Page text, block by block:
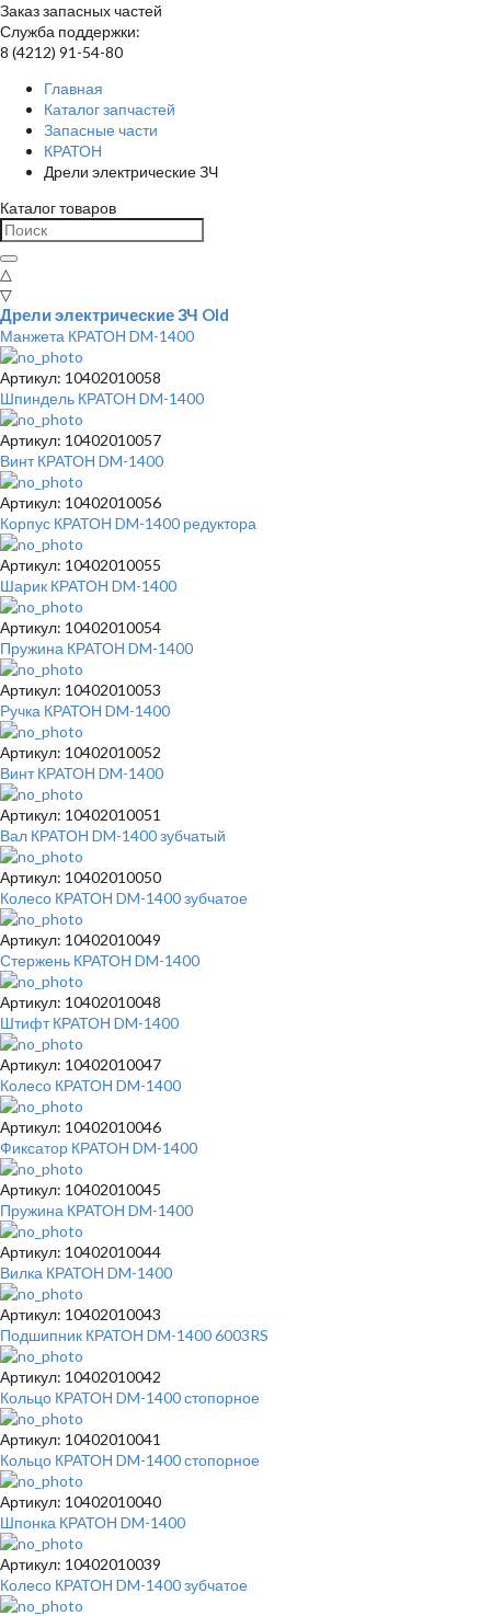
Заказ запасных частей
Служба поддержки:
8 (4212) 91-54-80
Главная
Каталог запчастей
Запасные части
КРАТОН
Дрели электрические ЗЧ
Каталог товаров
△
▽
Дрели электрические ЗЧ Old
Манжета КРАТОН DM-1400
Артикул: 10402010058
Шпиндель КРАТОН DM-1400
Артикул: 10402010057
Винт КРАТОН DM-1400
Артикул: 10402010056
Корпус КРАТОН DM-1400 редуктора
Артикул: 10402010055
Шарик КРАТОН DM-1400
Артикул: 10402010054
Пружина КРАТОН DM-1400
Артикул: 10402010053
Ручка КРАТОН DM-1400
Артикул: 10402010052
Винт КРАТОН DM-1400
Артикул: 10402010051
Вал КРАТОН DM-1400 зубчатый
Артикул: 10402010050
Колесо КРАТОН DM-1400 зубчатое
Артикул: 10402010049
Стержень КРАТОН DM-1400
Артикул: 10402010048
Штифт КРАТОН DM-1400
Артикул: 10402010047
Колесо КРАТОН DM-1400
Артикул: 10402010046
Фиксатор КРАТОН DM-1400
Артикул: 10402010045
Пружина КРАТОН DM-1400
Артикул: 10402010044
Вилка КРАТОН DM-1400
Артикул: 10402010043
Подшипник КРАТОН DM-1400 6003RS
Артикул: 10402010042
Кольцо КРАТОН DM-1400 стопорное
Артикул: 10402010041
Кольцо КРАТОН DM-1400 стопорное
Артикул: 10402010040
Шпонка КРАТОН DM-1400
Артикул: 10402010039
Колесо КРАТОН DM-1400 зубчатое